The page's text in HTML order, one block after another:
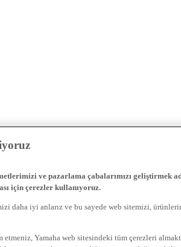
ve pazarlama çabalarımızı geliştirmek
için çerezler kullanıyoruz.
daha iyi anlarız ve bu sayede web sitemizi,
etmeniz, Yamaha web sitesindeki tüm çerezleri